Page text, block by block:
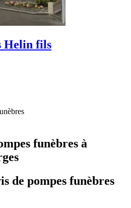
Helin fils
funèbres à
de pompes funèbres